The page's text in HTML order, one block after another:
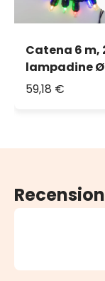
Catena 6 m,
lampadine Ø
mm, filament
59,18 €
Valutazione